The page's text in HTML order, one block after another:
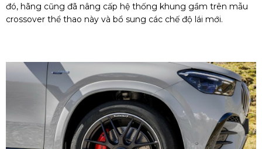
đó, hãng cũng đã nâng cấp hệ thống khung gầm trên mẫu
crossover thể thao này và bổ sung các chế độ lái mới.